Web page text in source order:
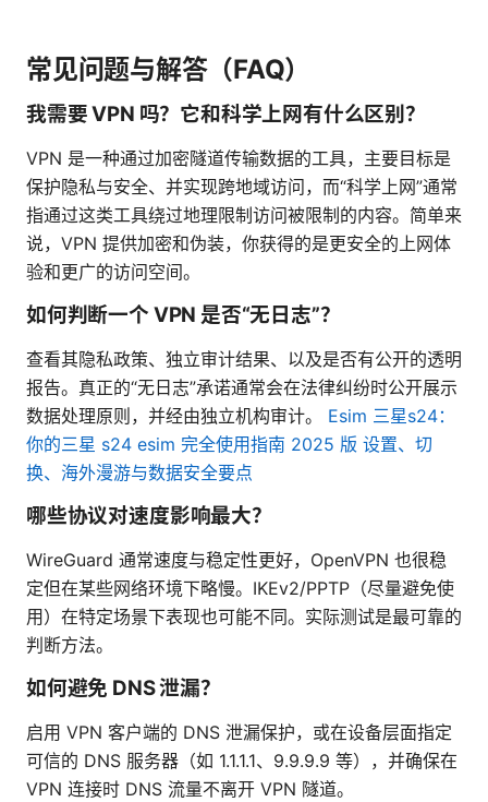
常见问题与解答（FAQ）
我需要 VPN 吗？它和科学上网有什么区别？
VPN 是一种通过加密隧道传输数据的工具，主要目标是
保护隐私与安全、并实现跨地域访问，而“科学上网”通常
指通过这类工具绕过地理限制访问被限制的内容。简单来
说，VPN 提供加密和伪装，你获得的是更安全的上网体
验和更广的访问空间。
如何判断一个 VPN 是否“无日志”？
查看其隐私政策、独立审计结果、以及是否有公开的透明
报告。真正的“无日志”承诺通常会在法律纠纷时公开展示
数据处理原则，并经由独立机构审计。 Esim 三星s24：
你的三星 s24 esim 完全使用指南 2025 版 设置、切
换、海外漫游与数据安全要点
哪些协议对速度影响最大？
WireGuard 通常速度与稳定性更好，OpenVPN 也很稳
定但在某些网络环境下略慢。IKEv2/PPTP（尽量避免使
用）在特定场景下表现也可能不同。实际测试是最可靠的
判断方法。
如何避免 DNS 泄漏？
启用 VPN 客户端的 DNS 泄漏保护，或在设备层面指定
可信的 DNS 服务器（如 1.1.1.1、9.9.9.9 等），并确保在
VPN 连接时 DNS 流量不离开 VPN 隧道。